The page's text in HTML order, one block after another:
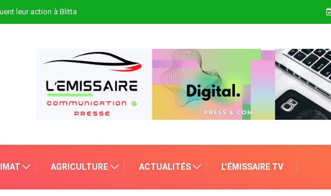
leur action à Blitta
AGRICULTURE ACTUALITÉS L’ÉMISSAIRE TV